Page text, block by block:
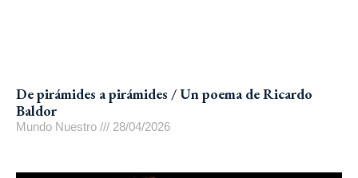
De pirámides a pirámides / Un poema de Ricardo
Baldor
Mundo Nuestro 28/04/2026